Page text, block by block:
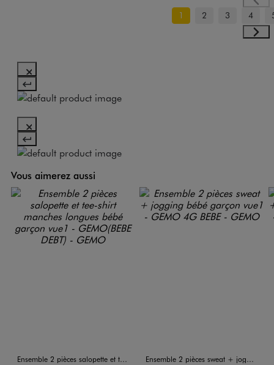
1 2 3 4
Vous aimerez aussi
Ensemble 2 pièces salopette et tee-shirt manches longues bébé garçon Ensemble 2 pièces sweat + jogging bébé garçon